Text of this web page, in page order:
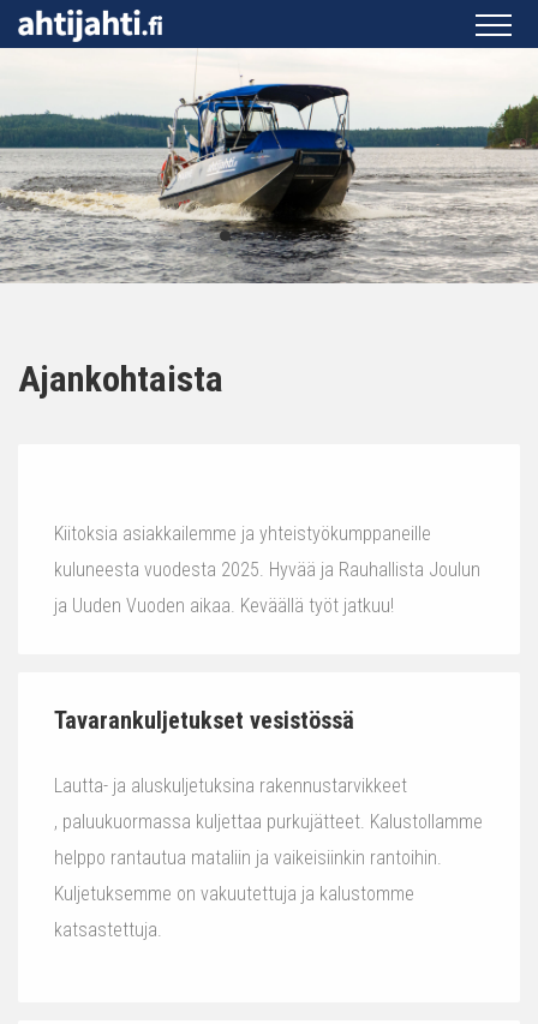
Ajankohtaista
Kiitoksia asiakkailemme ja yhteistyökumppaneille
kuluneesta vuodesta 2025. Hyvää ja Rauhallista Joulun
ja Uuden Vuoden aikaa. Keväällä työt jatkuu!
Tavarankuljetukset vesistössä
Lautta- ja aluskuljetuksina rakennustarvikkeet
, paluukuormassa kuljettaa purkujätteet. Kalustollamme
helppo rantautua mataliin ja vaikeisiinkin rantoihin.
Kuljetuksemme on vakuutettuja ja kalustomme
katsastettuja.